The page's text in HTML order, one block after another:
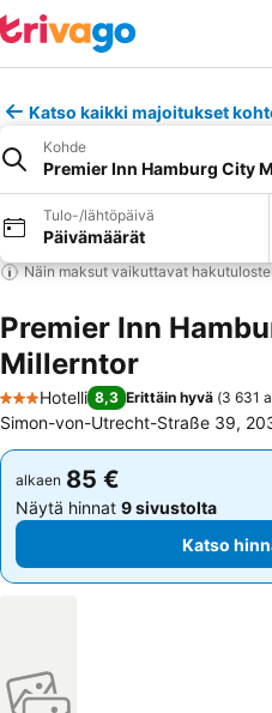
Katso kaikki majoitukset
Kohde
Premier Inn Hamburg City
Tulo-/lähtöpäivä
Päivämäärät
Näin maksut vaikuttavat
Premier Inn
Millerntor
3 Tähtiluokitus
Hotelli 8,3 Erittäin hyvä (3 631
Simon-von-Utrecht-Straße 39,
alkaen 85 €
Näytä hinnat 9 sivustolta
Katso
alkaen 85 €
Näytä hinnat 9 sivustolta
Katso